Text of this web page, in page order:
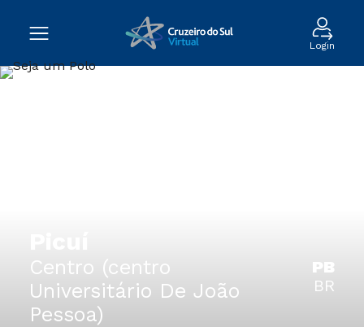
Login
Centro (centro
Universitário De João
Pessoa)
PB
BR